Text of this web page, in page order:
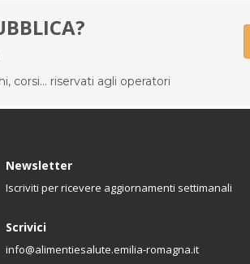
corsi... riservati agli operatori
Newsletter
Iscriviti per ricevere aggiornamenti settimanali
Scrivici
info@alimentiesalute.emilia-romagna.it